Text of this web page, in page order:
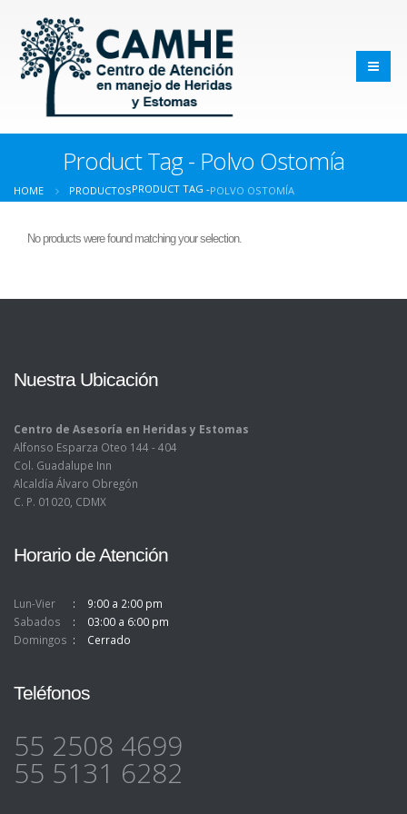
Product Tag - Polvo Ostomía
HOME PRODUCTOSPRODUCT TAG -POLVO OSTOMÍA
No products were found matching your selection.
Nuestra Ubicación
Centro de Asesoría en Heridas y Estomas
Alfonso Esparza Oteo 144 - 404
Col. Guadalupe Inn
Alcaldía Álvaro Obregón
C. P. 01020, CDMX
Horario de Atención
Lun-Vier
9:00 a 2:00 pm
Sabados
03:00 a 6:00 pm
Domingos
Cerrado
Teléfonos
55 2508 4699
55 5131 6282